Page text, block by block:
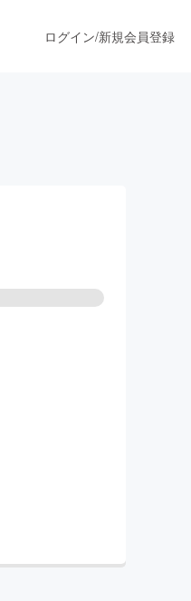
ログイン/新規会員登録